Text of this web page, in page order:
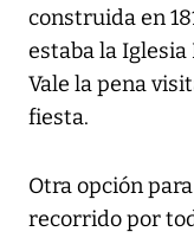
construida en
estaba la Iglesia
Vale la pena
fiesta.
Otra opción
recorrido por